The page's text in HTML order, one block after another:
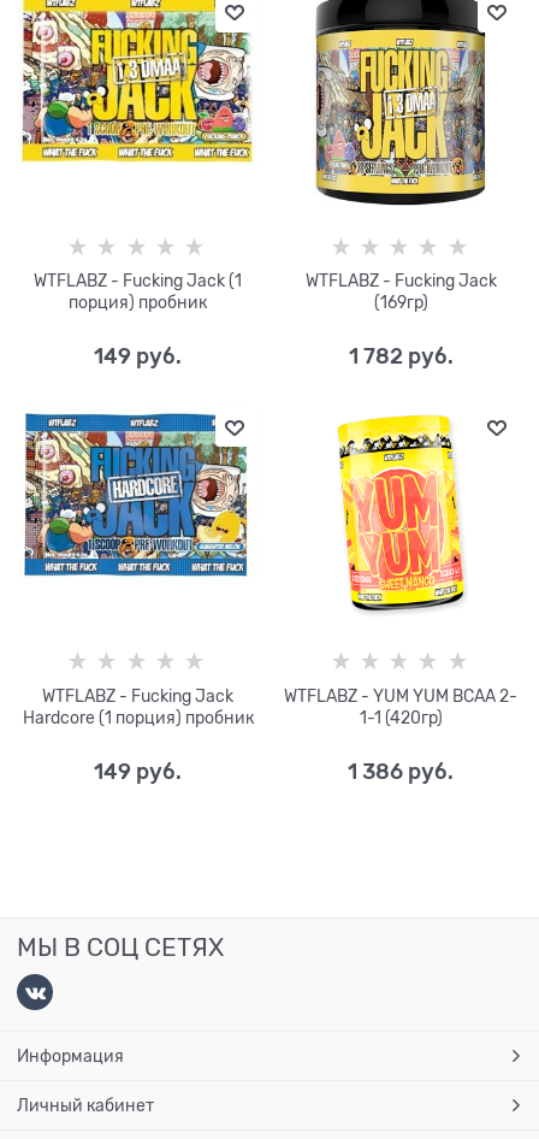
WTFLABZ - Fucking Jack (1
порция) пробник
149 руб.
WTFLABZ - Fucking Jack
(169гр)
1 782 руб.
WTFLABZ - Fucking Jack
Hardcore (1 порция) пробник
149 руб.
WTFLABZ - YUM YUM BCAA 2-
1-1 (420гр)
1 386 руб.
МЫ В СОЦ СЕТЯХ
Информация
Личный кабинет